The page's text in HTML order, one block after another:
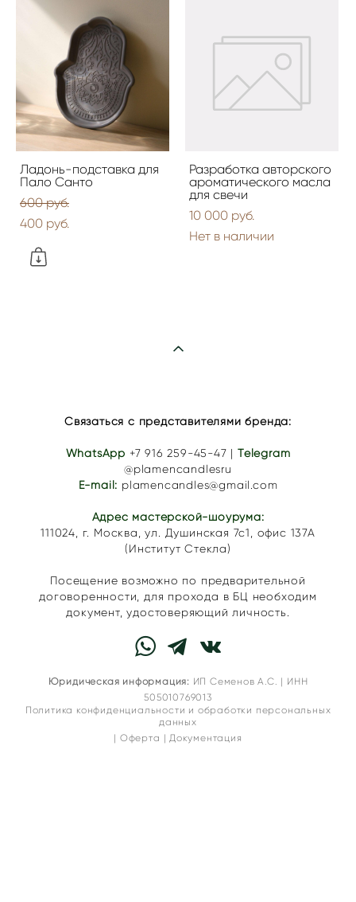
Ладонь-подставка для
Пало Санто
600 pуб.
400 pуб.
Разработка авторского
ароматического масла
для свечи
10 000 pуб.
Нет в наличии
Связаться с представителями бренда:
WhatsApp +7 916 259-45-47 | Telegram
@plamencandlesru
E-mail: plamencandles@gmail.com
Адрес мастерской-шоурума:
111024, г. Москва, ул. Душинская 7с1, офис 137А
(Институт Стекла)
Посещение возможно по предварительной
договоренности, для прохода в БЦ необходим
документ, удостоверяющий личность.
Юридическая информация: ИП Семенов А.С. | ИНН
505010769013
Политика конфиденциальности и обработки персональных
данных
| Оферта |Документация